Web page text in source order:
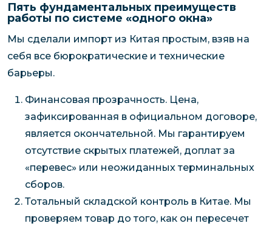
Пять фундаментальных преимуществ
работы по системе «одного окна»
Мы сделали импорт из Китая простым, взяв на
себя все бюрократические и технические
барьеры.
Финансовая прозрачность. Цена,
зафиксированная в официальном договоре,
является окончательной. Мы гарантируем
отсутствие скрытых платежей, доплат за
«перевес» или неожиданных терминальных
сборов.
Тотальный складской контроль в Китае. Мы
проверяем товар до того, как он пересечет